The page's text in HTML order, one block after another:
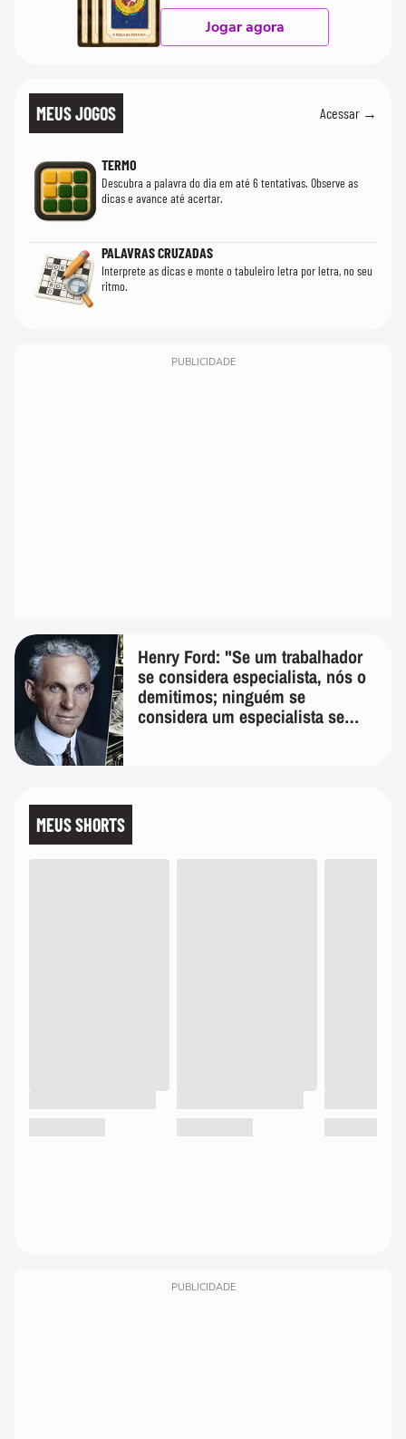
Jogar agora
MEUS JOGOS Acessar →
TERMO
Descubra a palavra do dia em até 6 tentativas. Observe as
dicas e avance até acertar.
PALAVRAS CRUZADAS
Interprete as dicas e monte o tabuleiro letra por letra, no seu
ritmo.
PUBLICIDADE
Henry Ford: "Se um trabalhador
se considera especialista, nós o
demitimos; ninguém se
considera um especialista se
MEUS SHORTS
PUBLICIDADE